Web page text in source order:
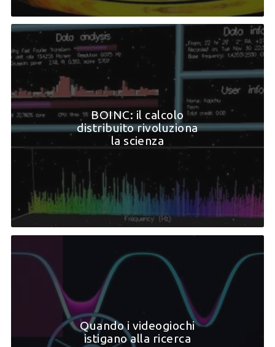
BOINC: il calcolo
distribuito rivoluziona
la scienza
Quando i videogiochi
istigano alla ricerca